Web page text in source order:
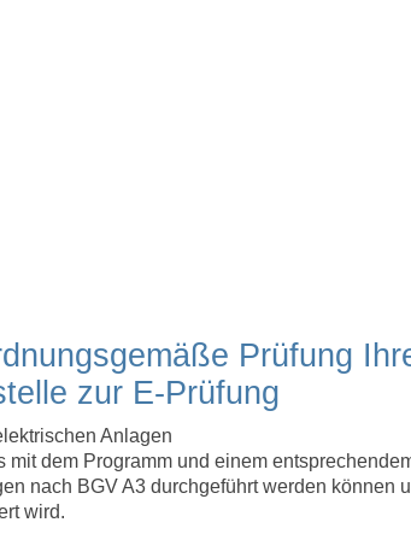
Prüfung
zur E-Prüfung
Anlagen
dem Programm und einem
nach BGV A3 durchgeführt werden können
wird.